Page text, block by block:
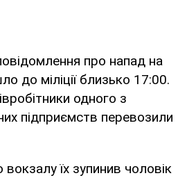
про напад на
до міліції близько 17:00.
одного з
підприємств перевозили
їх зупинив чоловік